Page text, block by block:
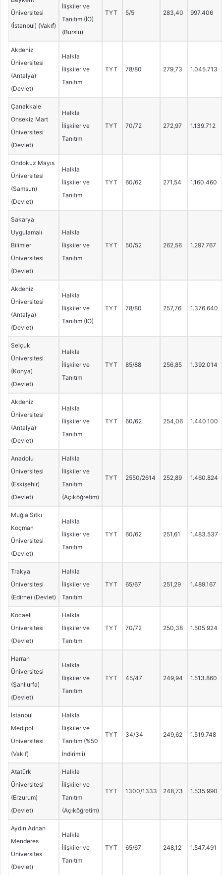
Üniversitesi
(İstanbul) (Vakıf)
İlişkiler ve
Tanıtım (İÖ)
(Burslu)
TYT 5/5 283,40 997.406
Akdeniz
Üniversitesi
(Antalya)
(Devlet)
Halkla
İlişkiler ve
Tanıtım
TYT 78/80 279,73 1.045.713
Çanakkale
Onsekiz Mart
Üniversitesi
(Devlet)
Halkla
İlişkiler ve
Tanıtım
TYT 70/72 272,97 1.139.712
Ondokuz Mayıs
Üniversitesi
(Samsun)
(Devlet)
Halkla
İlişkiler ve
Tanıtım
TYT 60/62 271,54 1.160.460
Sakarya
Uygulamalı
Bilimler
Üniversitesi
(Devlet)
Halkla
İlişkiler ve
Tanıtım
TYT 50/52 262,56 1.297.767
Akdeniz
Üniversitesi
(Antalya)
(Devlet)
Halkla
İlişkiler ve
Tanıtım (İÖ)
TYT 78/80 257,76 1.376.640
Selçuk
Üniversitesi
(Konya)
(Devlet)
Halkla
İlişkiler ve
Tanıtım
TYT 85/88 256,85 1.392.014
Akdeniz
Üniversitesi
(Antalya)
(Devlet)
Halkla
İlişkiler ve
Tanıtım
TYT 60/62 254,06 1.440.100
Anadolu
Üniversitesi
(Eskişehir)
(Devlet)
Halkla
İlişkiler ve
Tanıtım
(Açıköğretim)
TYT 2550/2614 252,89 1.460.824
Muğla Sıtkı
Koçman
Üniversitesi
(Devlet)
Halkla
İlişkiler ve
Tanıtım
TYT 60/62 251,61 1.483.537
Trakya
Üniversitesi
(Edirne) (Devlet)
Halkla
İlişkiler ve
Tanıtım
TYT 65/67 251,29 1.489.167
Kocaeli
Üniversitesi
(Devlet)
Halkla
İlişkiler ve
Tanıtım
TYT 70/72 250,38 1.505.924
Harran
Üniversitesi
(Şanlıurfa)
(Devlet)
Halkla
İlişkiler ve
Tanıtım
TYT 45/47 249,94 1.513.860
İstanbul
Medipol
Üniversitesi
(Vakıf)
Halkla
İlişkiler ve
Tanıtım (%50
İndirimli)
TYT 34/34 249,62 1.519.748
Atatürk
Üniversitesi
(Erzurum)
(Devlet)
Halkla
İlişkiler ve
Tanıtım
(Açıköğretim)
TYT 1300/1333 248,73 1.535.990
Aydın Adnan
Menderes
Üniversites
(Devlet)
Halkla
İlişkiler ve
Tanıtım
TYT 65/67 248,12 1.547.491